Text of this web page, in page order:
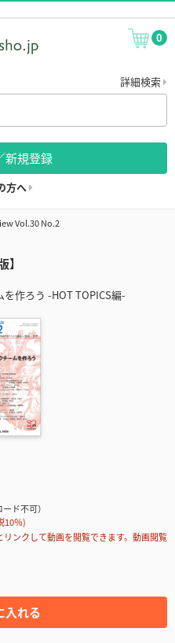
0
詳細検索
新規登録
方へ
Vol.30 No.2
を作ろう -HOT TOPICS編-
ド不可）
10％)
ンクして動画を閲覧できます。動画閲覧
入れる